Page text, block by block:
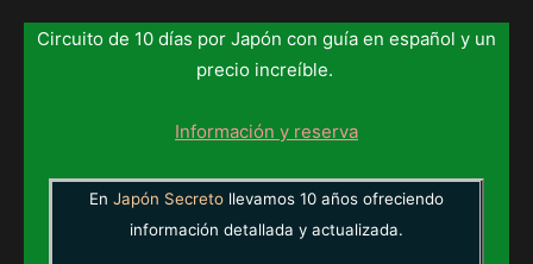
Circuito de 10 días por Japón con guía en español y un
precio increíble.
Información y reserva
En Japón Secretollevamos 10 años ofreciendo
información detallada y actualizada.